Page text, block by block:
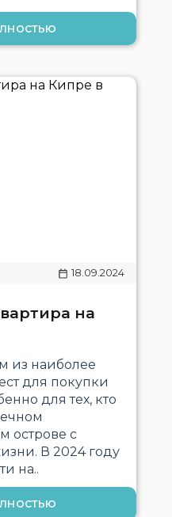
18.09.2024
на
из наиболее
для покупки
для тех, кто
острове с
В 2024 году
на..